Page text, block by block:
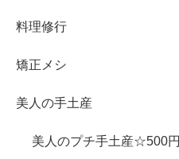
料理修行
矯正メシ
美人の手土産
美人のプチ手土産☆500円